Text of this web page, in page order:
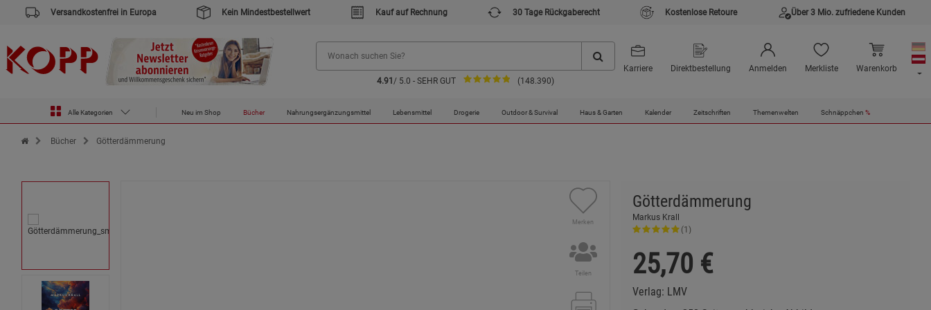
Versandkostenfrei in Europa Kein Mindestbestellwert Kauf auf Rechnung 30 Tage Rückgaberecht Kostenlose Retoure Über 3 Mio. zufriedene Kunden
4.91 / 5.0 - SEHR GUT (148.390)
Karriere Direktbestellung Anmelden Merkliste Warenkorb
Alle Kategorien Neu im Shop Bücher Nahrungsergänzungsmittel Lebensmittel Drogerie Outdoor & Survival Haus & Garten Kalender Zeitschriften Themenwelten Schnäppchen %
Zur Startseite des Kopp Verlag Online-Shop
Bücher Götterdämmerung
Merken
Teilen
Götterdämmerung
Markus Krall
(1)
25,70 €
Verlag: LMV